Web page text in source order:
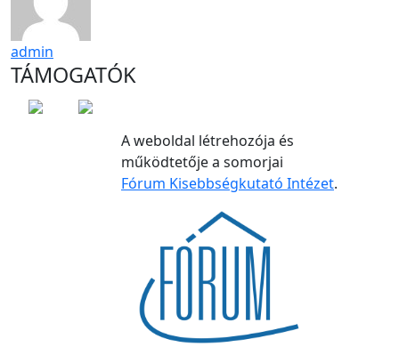
admin
TÁMOGATÓK
A weboldal létrehozója és
működtetője a somorjai
Fórum Kisebbségkutató Intézet.